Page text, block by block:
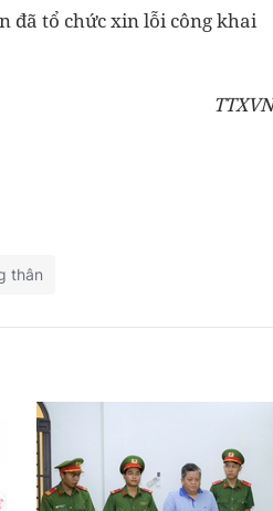
đã tổ chức xin lỗi công khai
TTXVN
thân